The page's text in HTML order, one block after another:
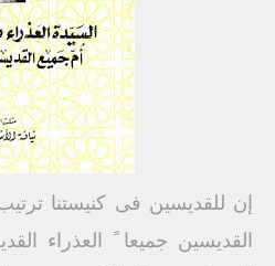
إن للقديسين فى كنيستنا
القديسين جميعا ً العذراء